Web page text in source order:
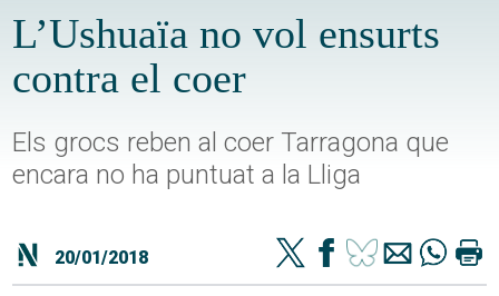
L’Ushuaïa no vol ensurts
contra el coer
Els grocs reben al coer Tarragona que
encara no ha puntuat a la Lliga
20/01/2018